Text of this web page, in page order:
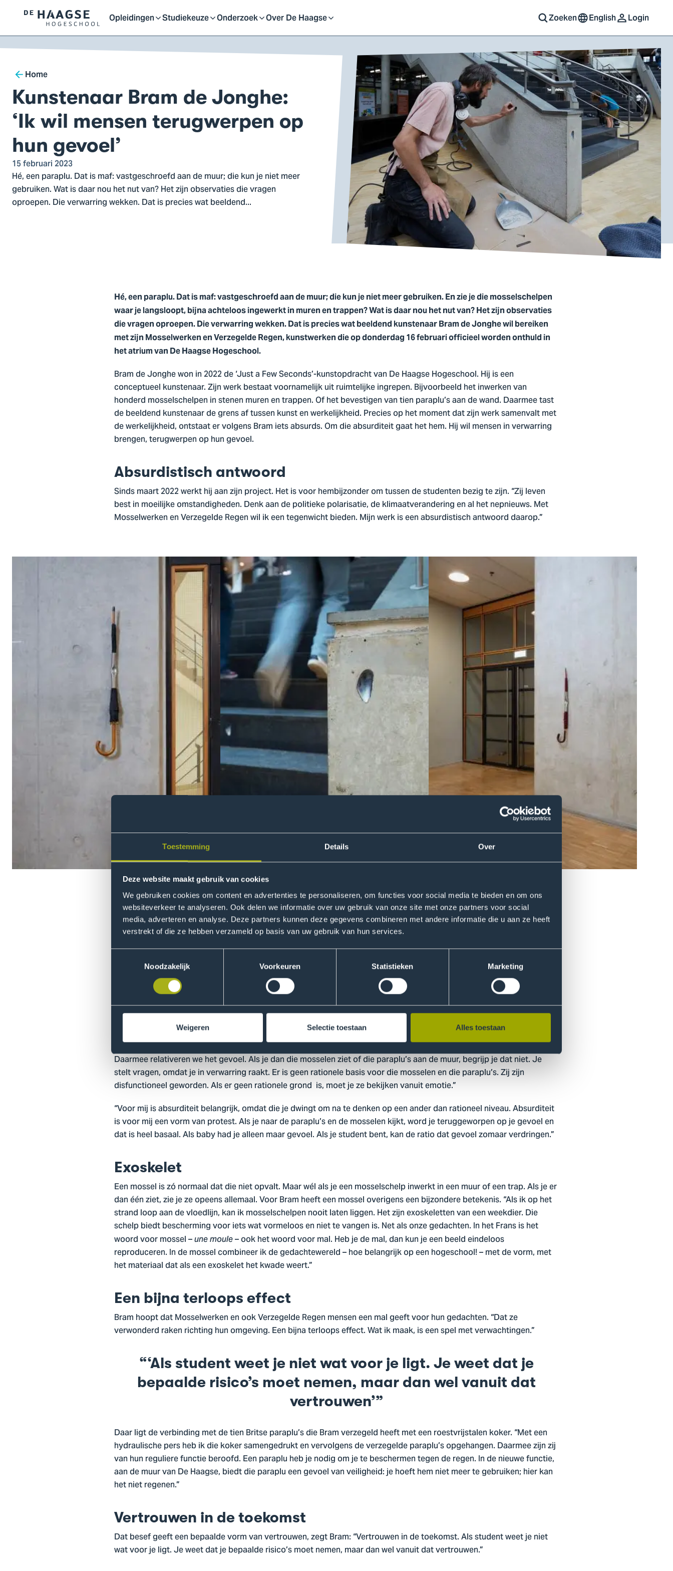
Toestemming Details Over
Deze website maakt gebruik van cookies
We gebruiken cookies om content en advertenties te personaliseren, om functies voor social media te bieden en om ons
websiteverkeer te analyseren. Ook delen we informatie over uw gebruik van onze site met onze partners voor social
media, adverteren en analyse. Deze partners kunnen deze gegevens combineren met andere informatie die u aan ze heeft
verstrekt of die ze hebben verzameld op basis van uw gebruik van hun services.
Noodzakelijk
Voorkeuren Statistieken Marketing
Weigeren Selectie toestaan Alles toestaan
Logo
van
De
Hogeschool,
ga
naar
de
homepagina
Opleidingen
Open
sluit
submenu
Studiekeuze
Open
sluit
submenu
Onderzoek
Open
sluit
submenu
Over De Haagse
Open
sluit
submenu
Zoeken
English Login
Breadcrumb
Home
Kunstenaar Bram de Jonghe:
‘Ik wil mensen terugwerpen op
hun gevoel’
15 februari 2023
Hé, een paraplu. Dat is maf: vastgeschroefd aan de muur; die kun je niet meer
gebruiken. Wat is daar nou het nut van? Het zijn observaties die vragen
oproepen. Die verwarring wekken. Dat is precies wat beeldend...
Hé, een paraplu. Dat is maf: vastgeschroefd aan de muur; die kun je niet meer gebruiken. En zie je die mosselschelpen
waar je langsloopt, bijna achteloos ingewerkt in muren en trappen? Wat is daar nou het nut van? Het zijn observaties
die vragen oproepen. Die verwarring wekken. Dat is precies wat beeldend kunstenaar Bram de Jonghe wil bereiken
met zijn Mosselwerken en Verzegelde Regen, kunstwerken die op donderdag 16 februari officieel worden onthuld in
het atrium van De Haagse Hogeschool.
Bram de Jonghe won in 2022 de ‘Just a Few Seconds’-kunstopdracht van De Haagse Hogeschool. Hij is een
conceptueel kunstenaar. Zijn werk bestaat voornamelijk uit ruimtelijke ingrepen. Bijvoorbeeld het inwerken van
honderd mosselschelpen in stenen muren en trappen. Of het bevestigen van tien paraplu’s aan de wand. Daarmee tast
de beeldend kunstenaar de grens af tussen kunst en werkelijkheid. Precies op het moment dat zijn werk samenvalt met
de werkelijkheid, ontstaat er volgens Bram iets absurds. Om die absurditeit gaat het hem. Hij wil mensen in verwarring
brengen, terugwerpen op hun gevoel.
Absurdistisch antwoord
Sinds maart 2022 werkt hij aan zijn project. Het is voor hembijzonder om tussen de studenten bezig te zijn. “Zij leven
best in moeilijke omstandigheden. Denk aan de politieke polarisatie, de klimaatverandering en al het nepnieuws. Met
Mosselwerken en Verzegelde Regen wil ik een tegenwicht bieden. Mijn werk is een absurdistisch antwoord daarop.”
Kunst dient niet
De absurditeit is belangrijk voor hem. “Deze werken hangen in een publieke ruimte. Mijn gevoel zegt mij dat kunst in
een publieke ruimte altijd een bepaalde pretentie heeft. Die wordt vaak op een sokkel geplaatst. Je moet opkijken om
kunst een elitair karakter gekregen en tegelijkertijd een heel beperkte functie. Voor mij is kunst iets anders. Kunst dient
niet. Mijn werk heeft een soort absurditeit met een functie.”
‘Daarmee is absurditeit voor mij ook een vorm van protest’
“Als moderne mensen zijn wij geneigd om alles wat we vinden en wat ons overkomt in rationele kaders te plaatsen.
Daarmee relativeren we het gevoel. Als je dan die mosselen ziet of die paraplu’s aan de muur, begrijp je dat niet. Je
stelt vragen, omdat je in verwarring raakt. Er is geen rationele basis voor die mosselen en die paraplu’s. Zij zijn
disfunctioneel geworden. Als er geen rationele grond is, moet je ze bekijken vanuit emotie.”
“Voor mij is absurditeit belangrijk, omdat die je dwingt om na te denken op een ander dan rationeel niveau. Absurditeit
is voor mij een vorm van protest. Als je naar de paraplu’s en de mosselen kijkt, word je teruggeworpen op je gevoel en
dat is heel basaal. Als baby had je alleen maar gevoel. Als je student bent, kan de ratio dat gevoel zomaar verdringen.”
Exoskelet
Een mossel is zó normaal dat die niet opvalt. Maar wél als je een mosselschelp inwerkt in een muur of een trap. Als je er
dan één ziet, zie je ze opeens allemaal. Voor Bram heeft een mossel overigens een bijzondere betekenis. “Als ik op het
strand loop aan de vloedlijn, kan ik mosselschelpen nooit laten liggen. Het zijn exoskeletten van een weekdier. Die
schelp biedt bescherming voor iets wat vormeloos en niet te vangen is. Net als onze gedachten. In het Frans is het
woord voor mossel –une moule– ook het woord voor mal. Heb je de mal, dan kun je een beeld eindeloos
reproduceren. In de mossel combineer ik de gedachtewereld – hoe belangrijk op een hogeschool! – met de vorm, met
het materiaal dat als een exoskelet het kwade weert.”
Een bijna terloops effect
Bram hoopt dat Mosselwerken en ook Verzegelde Regen mensen een mal geeft voor hun gedachten. “Dat ze
verwonderd raken richting hun omgeving. Een bijna terloops effect. Wat ik maak, is een spel met verwachtingen.”
‘Als student weet je niet wat voor je ligt. Je weet dat je
bepaalde risico’s moet nemen, maar dan wel vanuit dat
vertrouwen’
Daar ligt de verbinding met de tien Britse paraplu’s die Bram verzegeld heeft met een roestvrijstalen koker. “Met een
hydraulische pers heb ik die koker samengedrukt en vervolgens de verzegelde paraplu’s opgehangen. Daarmee zijn zij
van hun reguliere functie beroofd. Een paraplu heb je nodig om je te beschermen tegen de regen. In de nieuwe functie,
aan de muur van De Haagse, biedt die paraplu een gevoel van veiligheid: je hoeft hem niet meer te gebruiken; hier kan
het niet regenen.”
Vertrouwen in de toekomst
Dat besef geeft een bepaalde vorm van vertrouwen, zegt Bram: “Vertrouwen in de toekomst. Als student weet je niet
wat voor je ligt. Je weet dat je bepaalde risico’s moet nemen, maar dan wel vanuit dat vertrouwen.”